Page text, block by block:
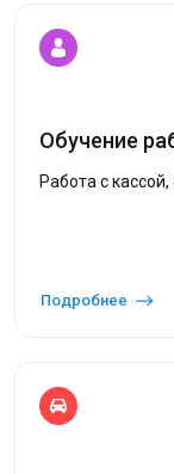
Обучение
Работа с
Подробнее